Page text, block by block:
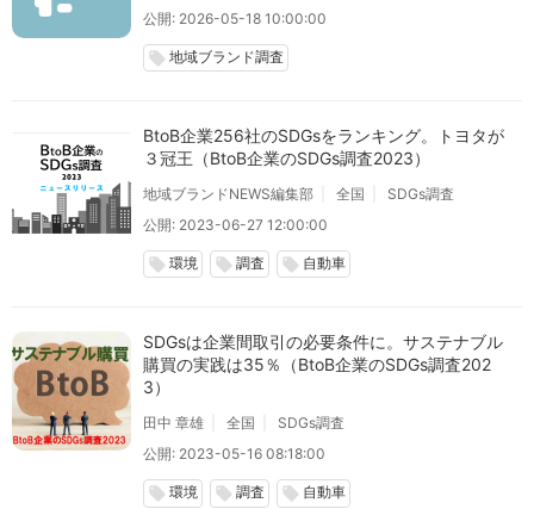
公開: 2026-05-18 10:00:00
local_offer 地域ブランド調査
BtoB企業256社のSDGsをランキング。トヨタが
３冠王（BtoB企業のSDGs調査2023）
地域ブランドNEWS編集部 全国
SDGs調査
公開: 2023-06-27 12:00:00
local_offer 環境 local_offer 調査 local_offer 自動車
SDGsは企業間取引の必要条件に。サステナブル
購買の実践は35％（BtoB企業のSDGs調査202
3）
田中 章雄 全国
SDGs調査
公開: 2023-05-16 08:18:00
local_offer 環境 local_offer 調査 local_offer 自動車